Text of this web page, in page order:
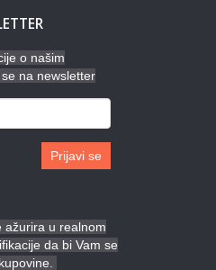
o našim
na newsletter
Prijavi se
ažurira u realnom
da bi Vam se